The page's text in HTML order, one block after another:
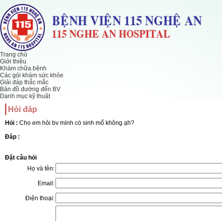
Trang chủ
Giới thiệu
Khám chữa bệnh
Các gói khám sức khỏe
Giải đáp thắc mắc
Bản đồ đường đến BV
Danh mục kỹ thuật
Hỏi đáp
Hỏi : Cho em hỏi bv mình có sinh mổ không ạh?
Đáp :
Đặt câu hỏi
Họ và tên:
Email:
Điện thoại: